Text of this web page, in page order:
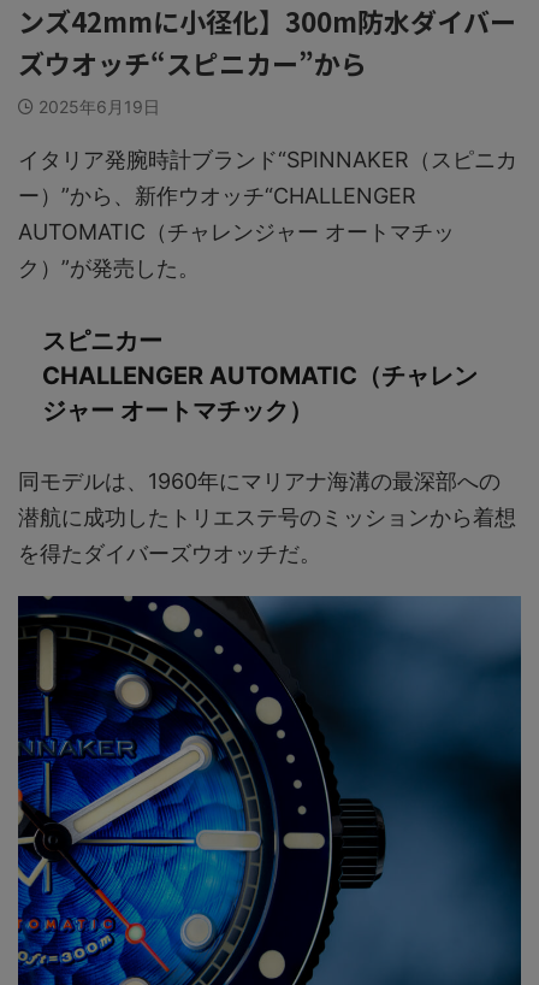
ンズ42mmに小径化】300m防水ダイバー
ズウオッチ“スピニカー”から
2025年6月19日
イタリア発腕時計ブランド“SPINNAKER（スピニカ
ー）”から、新作ウオッチ“CHALLENGER
AUTOMATIC（チャレンジャー オートマチッ
ク）”が発売した。
スピニカー
CHALLENGER AUTOMATIC（チャレン
ジャー オートマチック）
同モデルは、1960年にマリアナ海溝の最深部への
潜航に成功したトリエステ号のミッションから着想
を得たダイバーズウオッチだ。